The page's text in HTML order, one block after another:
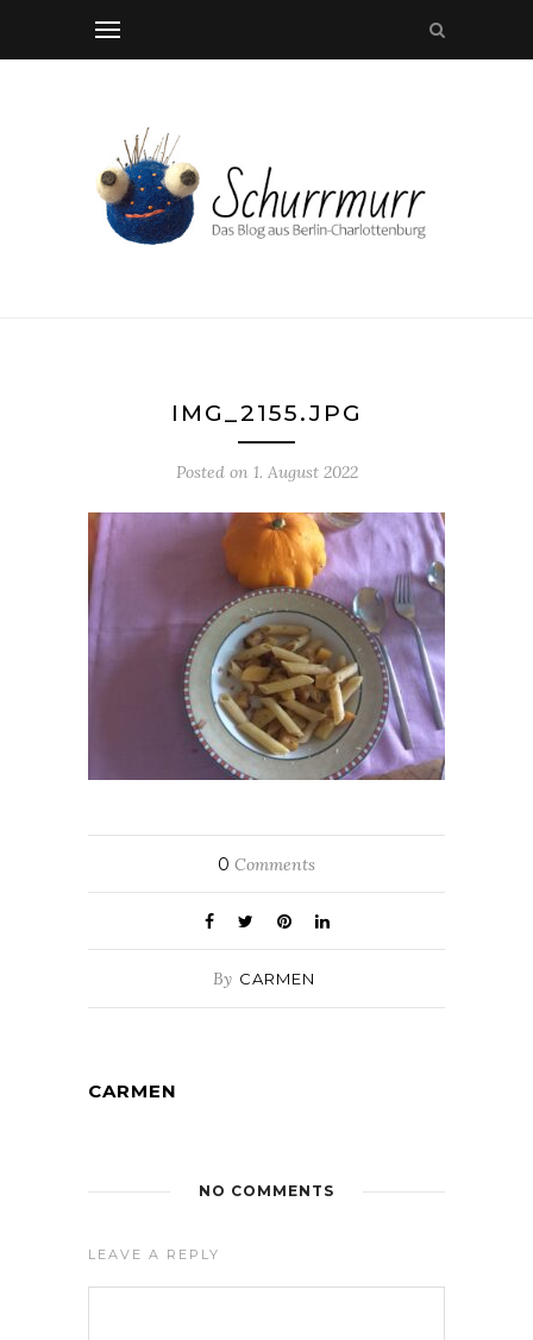
IMG_2155.JPG
Posted on 1. August 2022
0 Comments
By CARMEN
CARMEN
NO COMMENTS
LEAVE A REPLY